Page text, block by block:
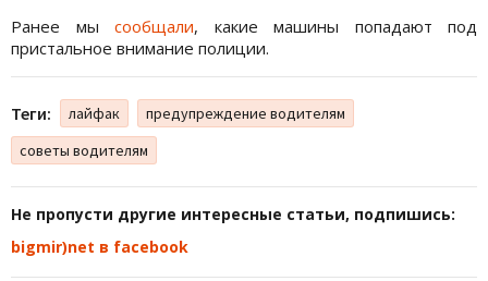
Ранее мы сообщали, какие машины попадают под
пристальное внимание полиции.
Теги: лайфак
предупреждение водителям
советы водителям
Не пропусти другие интересные статьи, подпишись:
bigmir)net в facebook